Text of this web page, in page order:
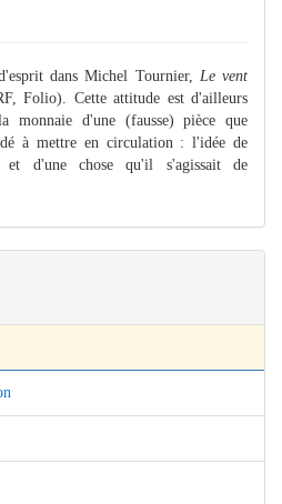
dans Michel Tournier, Le vent
Folio). Cette attitude est d'ailleurs
monnaie d'une (fausse) pièce que
à mettre en circulation : l'idée de
et d'une chose qu'il s'agissait de